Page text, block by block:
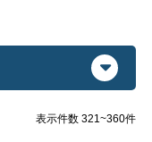
表示件数 321~360件